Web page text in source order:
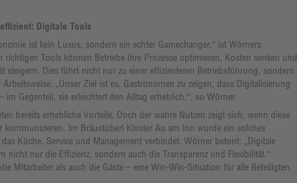
Digitale Tools
ist kein Luxus, sondern ein echter Gamechanger.“ ist Wörners
Tools können Betriebe ihre Prozesse optimieren, Kosten senken und
steigern. Dies führt nicht nur zu einer effizienteren Betriebsführung, sondern
„Unser Ziel ist es, Gastronomen zu zeigen, dass Digitalisierung
Gegenteil, sie erleichtert den Alltag erheblich.“, so Wörner.
bereits erhebliche Vorteile. Doch der wahre Nutzen zeigt sich, wenn diese
kommunizieren. Im Bräustüberl Kloster Au am Inn wurde ein solches
Küche, Service und Management verbindet. Wörner betont: „Digitale
nicht nur die Effizienz, sondern auch die Transparenz und Flexibilität.“
Mitarbeiter als auch die Gäste – eine Win-Win-Situation für alle Beteiligten.